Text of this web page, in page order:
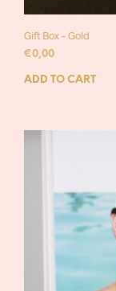
Gift Box – Gold
€0,00
ADD TO CART